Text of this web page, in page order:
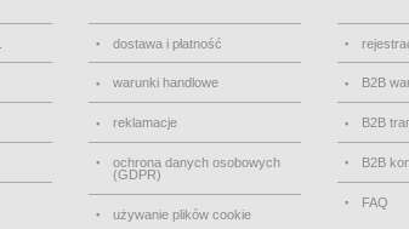
dostawa i płatność
warunki handlowe
reklamacje
ochrona danych osobowych
(GDPR)
używanie plików cookie
B2B
B2B
B2B
FAQ